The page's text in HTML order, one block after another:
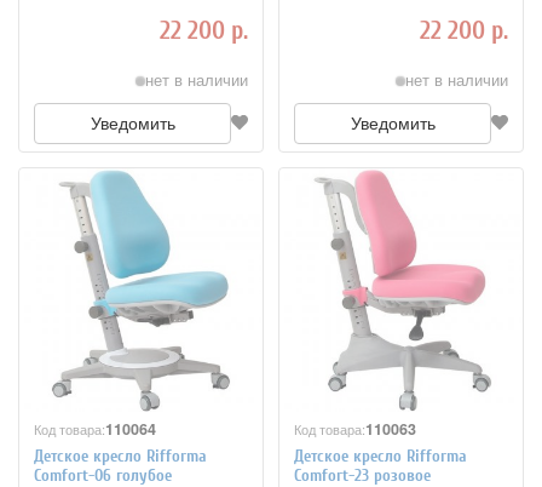
22 200 р.
нет в наличии
Уведомить
22 200 р.
нет в наличии
Уведомить
Код товара:110064
Детское кресло Rifforma
Comfort-06 голубое
Код товара:110063
Детское кресло Rifforma
Comfort-23 розовое